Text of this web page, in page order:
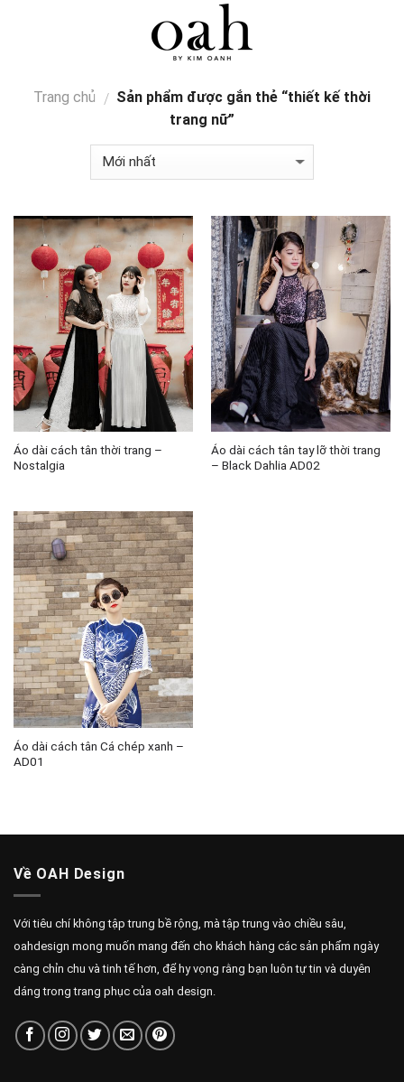
Trang chủ / Sản phẩm được gắn thẻ “thiết kế thời
trang nữ”
Áo dài cách tân thời trang –
Nostalgia
Áo dài cách tân tay lỡ thời trang
– Black Dahlia AD02
Áo dài cách tân Cá chép xanh –
AD01
Về OAH Design
Với tiêu chí không tập trung bề rộng, mà tập trung vào chiều sâu,
oahdesign mong muốn mang đến cho khách hàng các sản phẩm ngày
càng chỉn chu và tinh tế hơn, để hy vọng rằng bạn luôn tự tin và duyên
dáng trong trang phục của oah design.